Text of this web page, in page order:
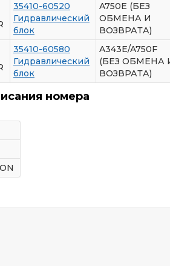
35410-60520
Гидравлический
блок
A750E (БЕЗ
ОБМЕНА И
ВОЗВРАТА)
35410-60580
Гидравлический
блок
A343E/A750F
(БЕЗ ОБМЕНА
ВОЗВРАТА)
номера